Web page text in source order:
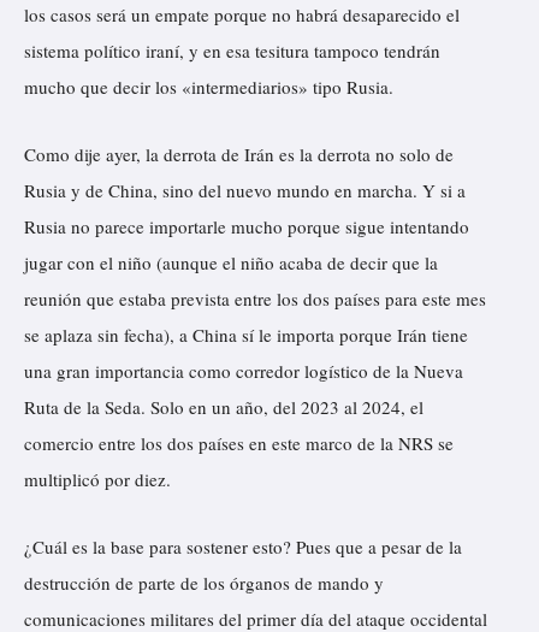
los casos será un empate porque no habrá desaparecido el
sistema político iraní, y en esa tesitura tampoco tendrán
mucho que decir los «intermediarios» tipo Rusia.
Como dije ayer, la derrota de Irán es la derrota no solo de
Rusia y de China, sino del nuevo mundo en marcha. Y si a
Rusia no parece importarle mucho porque sigue intentando
jugar con el niño (aunque el niño acaba de decir que la
reunión que estaba prevista entre los dos países para este mes
se aplaza sin fecha), a China sí le importa porque Irán tiene
una gran importancia como corredor logístico de la Nueva
Ruta de la Seda. Solo en un año, del 2023 al 2024, el
comercio entre los dos países en este marco de la NRS se
multiplicó por diez.
¿Cuál es la base para sostener esto? Pues que a pesar de la
destrucción de parte de los órganos de mando y
comunicaciones militares del primer día del ataque occidental